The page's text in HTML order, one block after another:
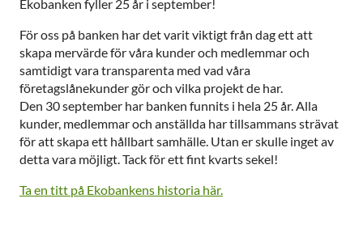
Ekobanken fyller 25 år i september!
För oss på banken har det varit viktigt från dag ett att
skapa mervärde för våra kunder och medlemmar och
samtidigt vara transparenta med vad våra
företagslånekunder gör och vilka projekt de har.
Den 30 september har banken funnits i hela 25 år. Alla
kunder, medlemmar och anställda har tillsammans strävat
för att skapa ett hållbart samhälle. Utan er skulle inget av
detta vara möjligt. Tack för ett fint kvarts sekel!
Ta en titt på Ekobankens historia här.